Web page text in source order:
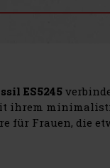
ES5245
ihrem
für Frauen, die